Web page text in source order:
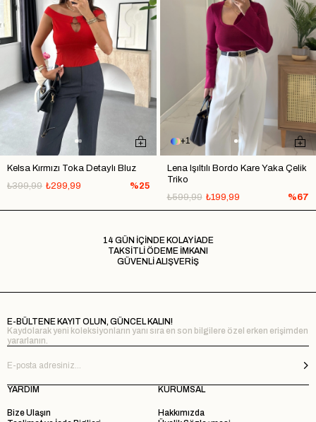
Kelsa Kırmızı Toka Detaylı Bluz
₺299,99
₺399,99 %25
1
Lena Işıltılı Bordo Kare Yaka Çelik
Triko
₺199,99
₺599,99 %67
14 GÜN İÇİNDE KOLAY İADE
TAKSİTLİ ÖDEME İMKANI
GÜVENLİ ALIŞVERİŞ
E-BÜLTENE KAYIT OLUN, GÜNCEL KALIN!
Kaydolarak yeni koleksiyonların yanı sıra en son bilgilere özel erken erişimden
yararlanın.
YARDIM
Bize Ulaşın
KURUMSAL
Hakkımızda